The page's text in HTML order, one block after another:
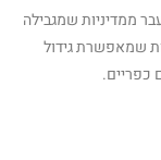
ממדיניות שמגבילה
שמאפשרת גידול
כפריים.